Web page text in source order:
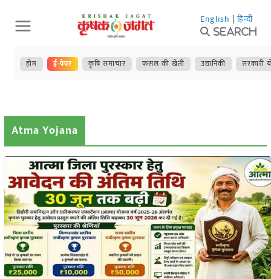
Skip
to
content
English | हिन्दी
Search
होम ई-पेपर कृषि समाचार फसल की खेती उद्यानिकी सरकारी
Atma Yojana